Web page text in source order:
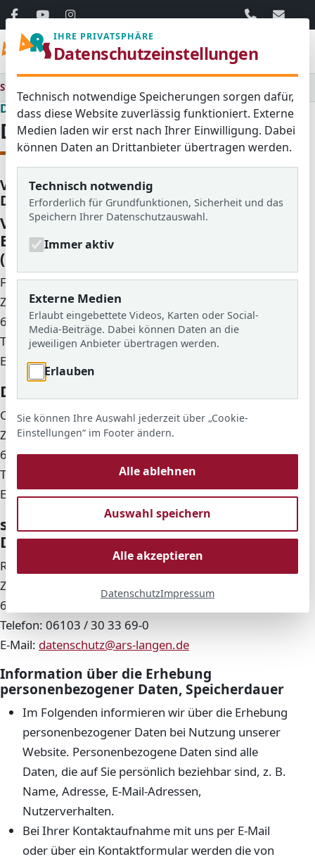
06103 / 30
Startseite
Datenschutz
Datenschutz
Verantwortlicher und
Datenschutzbeauftragter
Verantwortlicher gem. Art. 4 Abs. 7
EU-Datenschutz-Grundverordnung
(EU-DSGVO)
Franz-Michael Becker
Zimmerstr. 60
63225 Langen
Telefon: 06103 / 30 33 69-0
E-Mail:mail@ars-langen.de
Datenschutzbeauftragter
Chris Scheuermann
Zimmerstr. 60
63225 Langen
Telefon: 06103 / 30 33 69-0
E-Mail:datenschutz@ars-langen.de
stellvertretender
Datenschutzbeauftragter
Rene Böttche
Zimmerstr. 60
63225 Langen
Telefon: 06103 / 30 33 69-0
E-Mail: datenschutz@ars-langen.de
Information über die Erhebung
personenbezogener Daten, Speicherdauer
Im Folgenden informieren wir über die Erhebung
personenbezogener Daten bei Nutzung unserer
Website. Personenbezogene Daten sind alle
Daten, die auf Sie persönlich beziehbar sind, z. B.
Name, Adresse, E-Mail-Adressen,
Nutzerverhalten.
Bei Ihrer Kontaktaufnahme mit uns per E-Mail
oder über ein Kontaktformular werden die von
IHRE PRIVATSPHÄRE
Datenschutzeinstellungen
Technisch notwendige Speicherungen sorgen dafür,
dass diese Website zuverlässig funktioniert. Externe
Medien laden wir erst nach Ihrer Einwilligung. Dabei
können Daten an Drittanbieter übertragen werden.
Technisch notwendig
Erforderlich für Grundfunktionen, Sicherheit und das
Speichern Ihrer Datenschutzauswahl.
Immer aktiv
Externe Medien
Erlaubt eingebettete Videos, Karten oder Social-
Media-Beiträge. Dabei können Daten an die
jeweiligen Anbieter übertragen werden.
Erlauben
Sie können Ihre Auswahl jederzeit über „Cookie-
Einstellungen“ im Footer ändern.
Alle ablehnen
Auswahl speichern
Alle akzeptieren
DatenschutzImpressum